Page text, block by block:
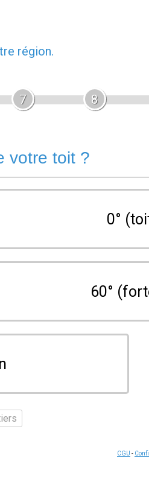
région.
7 8
votre toit ?
0°
60°
CGU -